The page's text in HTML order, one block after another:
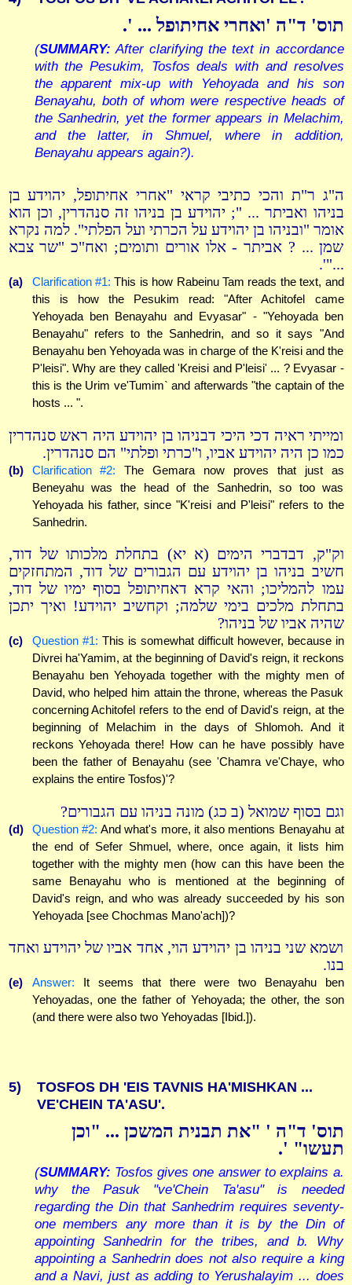
תוס' ד"ה 'ואחרי אחיתופל ... '.
(SUMMARY: After clarifying the text in accordance
with the Pesukim, Tosfos deals with and resolves
the apparent mix-up with Yehoyada and his son
Benayahu, both of whom were respective heads of
the Sanhedrin, yet the former appears in Melachim,
and the latter, in Shmuel, where in addition,
Benayahu appears again?).
ה"ג ר"ת והכי כתיבי קראי "אחרי אחיתופל, יהוידע בן
בניהו ואביתר ... "; יהוידע בן בניהו זה סנהדרין, וכן הוא
אומר "ובניהו בן יהוידע על הכרתי ועל הפלתי". למה נקרא
שמן ... ? אביתר - אלו אורים ותומים; ואח"כ "שר צבא
..."'.
(a) Clarification #1: This is how Rabeinu Tam reads the text, and
this is how the Pesukim read: "After Achitofel came
Yehoyada ben Benayahu and Evyasar" - "Yehoyada ben
Benayahu" refers to the Sanhedrin, and so it says "And
Benayahu ben Yehoyada was in charge of the K'reisi and the
P'leisi". Why are they called 'Kreisi and P'leisi' ... ? Evyasar -
this is the Urim ve'Tumim` and afterwards "the captain of the
hosts ... ".
ומייתי ראיה דכי היכי דבניהו בן יהוידע היה ראש סנהדרין
כמו כן היה יהוידע אביו, ו"כרתי ופלתי" הם סנהדרין.
(b) Clarification #2: The Gemara now proves that just as
Beneyahu was the head of the Sanhedrin, so too was
Yehoyada his father, since "K'reisi and P'leisi" refers to the
Sanhedrin.
וק"ק, דבדברי הימים (א יא) בתחלת מלכותו של דוד,
חשיב בניהו בן יהוידע עם הגבורים של דוד, המתחזקים
עמו להמליכו; והאי קרא דאחיתופל בסוף ימיו של דוד,
בתחלת מלכים בימי שלמה; וקחשיב יהוידע! ואיך יתכן
שהיה אביו של בניהו?
(c) Question #1: This is somewhat difficult however, because in
Divrei ha'Yamim, at the beginning of David's reign, it reckons
Benayahu ben Yehoyada together with the mighty men of
David, who helped him attain the throne, whereas the Pasuk
concerning Achitofel refers to the end of David's reign, at the
beginning of Melachim in the days of Shlomoh. And it
reckons Yehoyada there! How can he have possibly have
been the father of Benayahu (see 'Chamra ve'Chaye, who
explains the entire Tosfos)'?
וגם בסוף שמואל (ב כג) מונה בניהו עם הגבורים?
(d) Question #2: And what's more, it also mentions Benayahu at
the end of Sefer Shmuel, where, once again, it lists him
together with the mighty men (how can this have been the
same Benayahu who is mentioned at the beginning of
David's reign, and who was already succeeded by his son
Yehoyada [see Chochmas Mano'ach])?
ושמא שני בניהו בן יהוידע הוי, אחד אביו של יהוידע ואחד
בנו.
(e) Answer: It seems that there were two Benayahu ben
Yehoyadas, one the father of Yehoyada; the other, the son
(and there were also two Yehoyadas [Ibid.]).
5)
TOSFOS DH 'EIS TAVNIS HA'MISHKAN ...
VE'CHEIN TA'ASU'.
תוס' ד"ה ' "את תבנית המשכן ... "וכן
תעשו" '.
(SUMMARY: Tosfos gives one answer to explains a.
why the Pasuk "ve'Chein Ta'asu" is needed
regarding the Din that Sanhedrim requires seventy-
one members any more than it is by the Din of
appointing Sanhedrin for the tribes, and b. Why
appointing a Sanhedrin does not also require a king
and a Navi, just as adding to Yerushalayim ... does